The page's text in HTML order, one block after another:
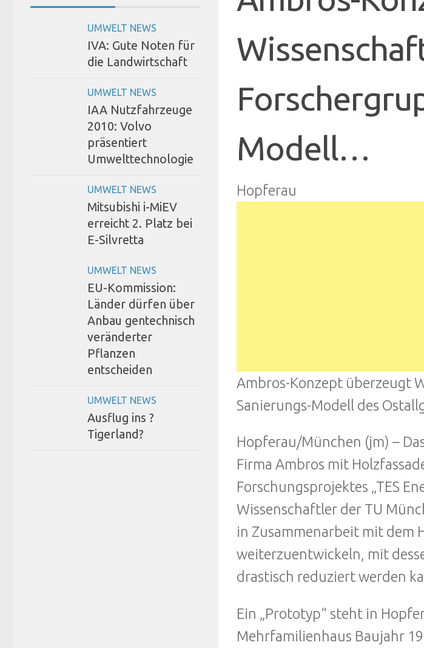
Modell…
Hopferau
Ambros-Konzept überzeugt
Sanierungs-Modell des
Hopferau/München (jm) –
Firma Ambros mit
Forschungsprojektes „TES
Wissenschaftler der TU
in Zusammenarbeit mit dem
weiterzuentwickeln, mit
drastisch reduziert werden
Ein „Prototyp“ steht in
Mehrfamilienhaus Baujahr
UMWELT NEWS
IVA: Gute Noten für
die Landwirtschaft
UMWELT NEWS
IAA Nutzfahrzeuge
2010: Volvo
präsentiert
Umwelttechnologie
UMWELT NEWS
Mitsubishi i-MiEV
erreicht 2. Platz bei
E-Silvretta
UMWELT NEWS
EU-Kommission:
Länder dürfen über
Anbau gentechnisch
veränderter
Pflanzen
entscheiden
UMWELT NEWS
Ausflug ins ?
Tigerland?